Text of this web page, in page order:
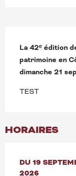
La 42ᵉ édition
patrimoine en
dimanche 21
TEST
HORAIRES
DU 19
DU 19
2026